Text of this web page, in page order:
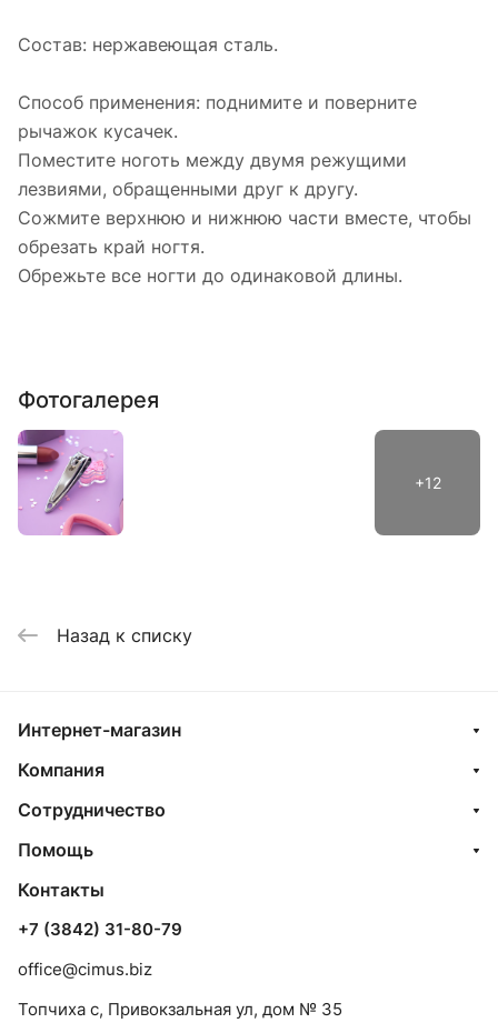
Состав: нержавеющая сталь.
Способ применения: поднимите и поверните
рычажок кусачек.
Поместите ноготь между двумя режущими
лезвиями, обращенными друг к другу.
Сожмите верхнюю и нижнюю части вместе, чтобы
обрезать край ногтя.
Обрежьте все ногти до одинаковой длины.
Фотогалерея
Назад к списку
Интернет-магазин
Компания
Сотрудничество
Помощь
Контакты
+7 (3842) 31-80-79
office@cimus.biz
Топчиха с, Привокзальная ул, дом № 35